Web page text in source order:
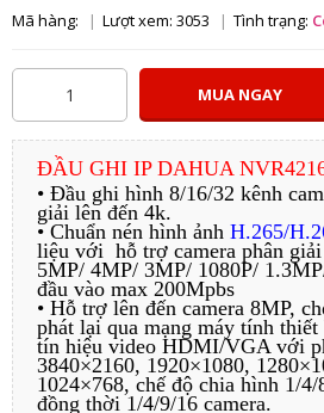
Mã hàng: Lượt xem: 3053 Tình trạng:
MUA NGAY
ĐẦU GHI IP DAHUA
• Đầu ghi hình 8/16/32 kênh
giải lên đến 4k.
• Chuẩn nén hình ảnh H.265/
liệu với hỗ trợ camera phân
5MP/ 4MP/ 3MP/ 1080P/
đầu vào max 200Mpbs
• Hỗ trợ lên đến camera 8MP,
phát lại qua mạng máy tính
tín hiệu video HDMI/VGA với
3840×2160, 1920×1080,
1024×768, chế độ chia hình 1/
đồng thời 1/4/9/16 camera.